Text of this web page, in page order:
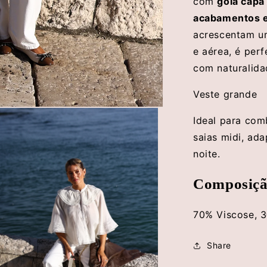
acabamentos
acrescentam
e aérea, é
com
Veste grande
Ideal para
saias midi,
noite.
70% Viscose,
Share